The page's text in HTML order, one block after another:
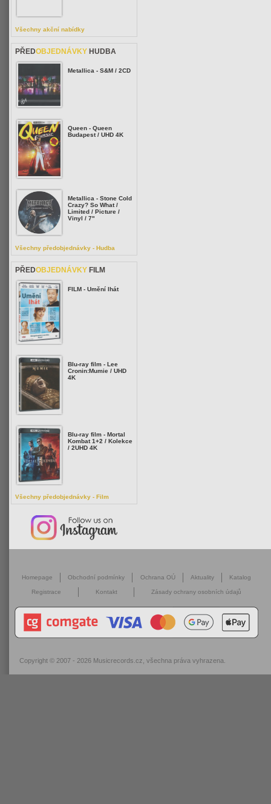
Všechny akční nabídky
PŘEDOBJEDNÁVKY HUDBA
Metallica - S&M / 2CD
Queen - Queen
Budapest / UHD 4K
Metallica - Stone Cold
Crazy? So What /
Limited / Picture /
Vinyl / 7"
Všechny předobjednávky - Hudba
PŘEDOBJEDNÁVKY FILM
FILM - Umění lhát
Blu-ray film - Lee
Cronin:Mumie / UHD
4K
Blu-ray film - Mortal
Kombat 1+2 / Kolekce
/ 2UHD 4K
Všechny předobjednávky - Film
Homepage Obchodní podmínky Ochrana OÚ Aktuality Katalog
Registrace Kontakt Zásady ochrany osobních údajů
Copyright © 2007 - 2026 Musicrecords.cz , všechna práva vyhrazena.